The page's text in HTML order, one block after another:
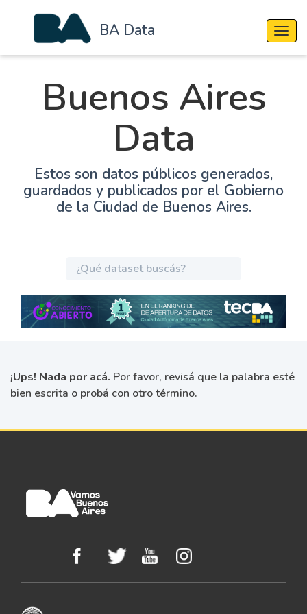
BA Data
Buenos Aires
Data
Estos son datos públicos generados,
guardados y publicados por el Gobierno
de la Ciudad de Buenos Aires.
¡Ups! Nada por acá. Por favor, revisá que la palabra esté
bien escrita o probá con otro término.